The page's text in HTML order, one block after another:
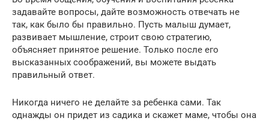
задавайте вопросы, дайте возможность отвечать не
так, как было бы правильно. Пусть малыш думает,
развивает мышление, строит свою стратегию,
объясняет принятое решение. Только после его
высказанных соображений, вы можете выдать
правильный ответ.
Никогда ничего не делайте за ребенка сами. Так
однажды он придет из садика и скажет маме, чтобы она